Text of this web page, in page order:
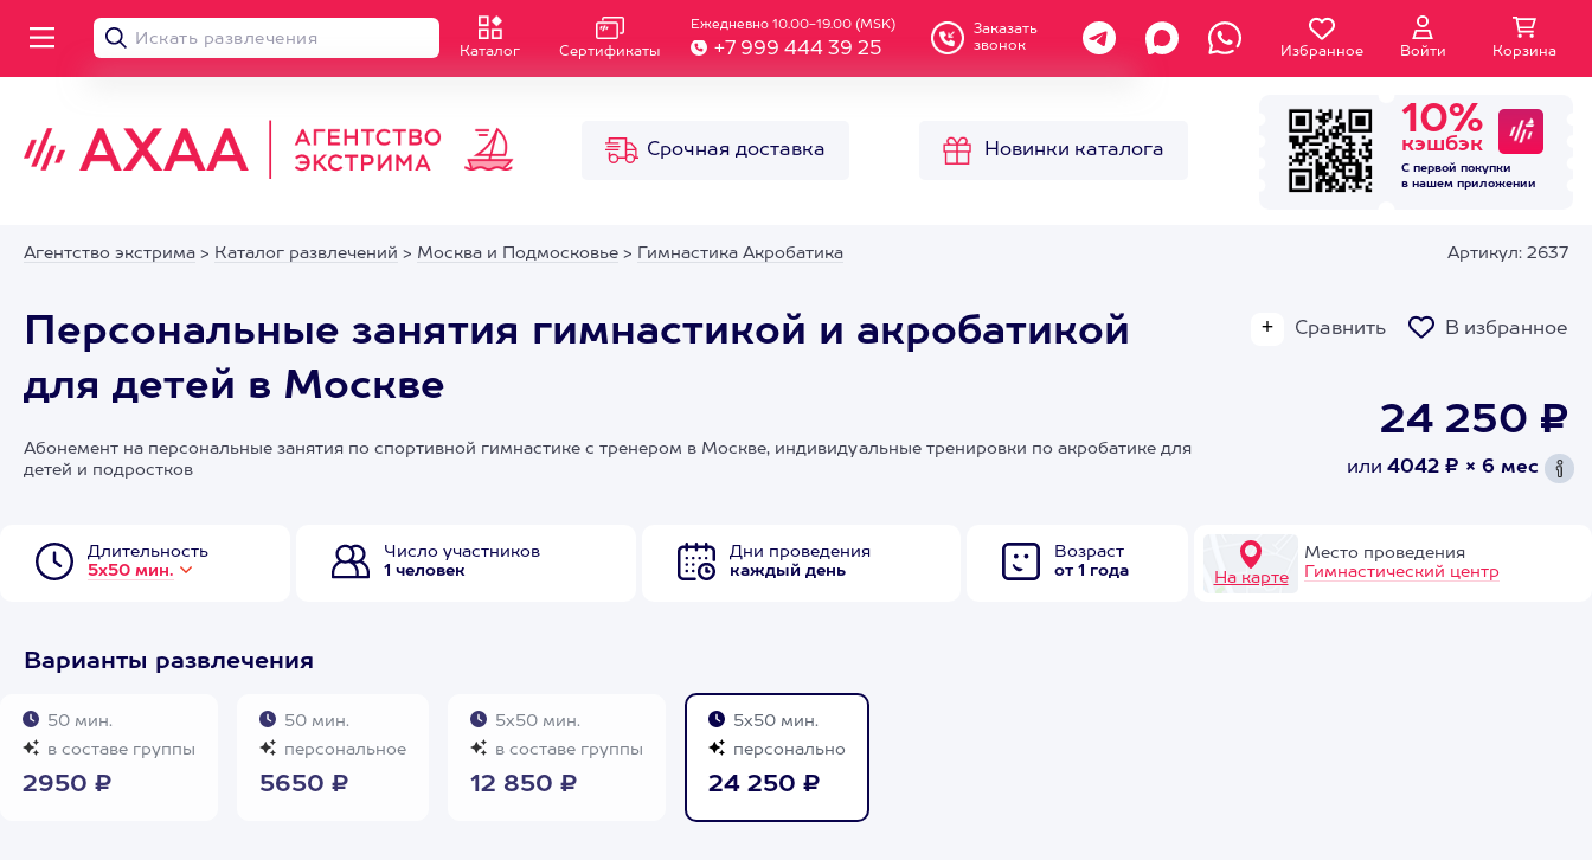
Каталог Сертификаты
Ежедневно 10.00-19.00 (MSK)
+7 999 444 39 25
Заказать
звонок
Избранное Войти Корзина
Срочная доставка Новинки каталога
10%
кэшбэк
С первой покупки
в нашем приложении
Агентство экстрима > Каталог развлечений > Москва и Подмосковье > Гимнастика Акробатика Артикул: 2637
Персональные занятия гимнастикой и акробатикой
для детей в Москве
Сравнить В избранное
24 250 ₽
или 4042 ₽ × 6 мес
Абонемент на персональные занятия по спортивной гимнастике с тренером в Москве, индивидуальные тренировки по акробатике для
детей и подростков
Длительность
5х50 мин.
Число участников
1 человек
Дни проведения
каждый день
Возраст
от 1 года
На карте
Место проведения
Гимнастический центр
Варианты развлечения
50 мин.
в составе группы
2950 ₽
50 мин.
персональное
5650 ₽
5х50 мин.
в составе группы
12 850 ₽
5х50 мин.
персонально
24 250 ₽